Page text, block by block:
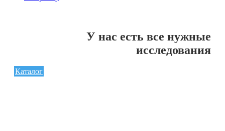
У нас есть все нужные
исследования
Каталог